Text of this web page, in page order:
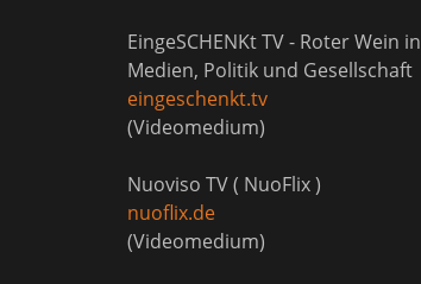
EingeSCHENKt TV - Roter Wein in
Medien, Politik und Gesellschaft
eingeschenkt.tv
(Videomedium)
Nuoviso TV ( NuoFlix )
nuoflix.de
(Videomedium)